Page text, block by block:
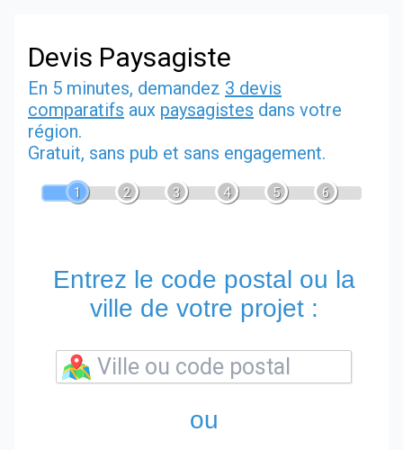
Devis Paysagiste
En 5 minutes, demandez 3 devis
comparatifs aux paysagistes dans votre
région.
Gratuit, sans pub et sans engagement.
1 2 3 4 5 6
Entrez le code postal ou la
ville de votre projet :
ou